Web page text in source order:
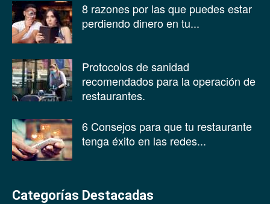
8 razones por las que puedes estar
perdiendo dinero en tu...
Protocolos de sanidad
recomendados para la operación de
restaurantes.
6 Consejos para que tu restaurante
tenga éxito en las redes...
Categorías Destacadas